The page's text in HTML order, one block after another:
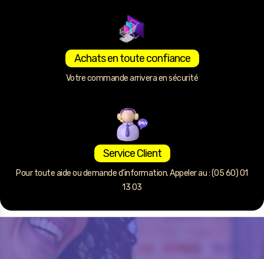
Achats en toute confiance
Votre commande arrivera en sécurité
Service Client
Pour toute aide ou demande d’information. Appeler au : (05 60) 01
13 03